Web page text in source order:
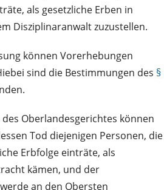
als gesetzliche Erben in
Disziplinaranwalt zuzustellen.
können Vorerhebungen
sind die Bestimmungen des §
Oberlandesgerichtes können
Tod diejenigen Personen, die
Erbfolge einträte, als
kämen, und der
an den Obersten